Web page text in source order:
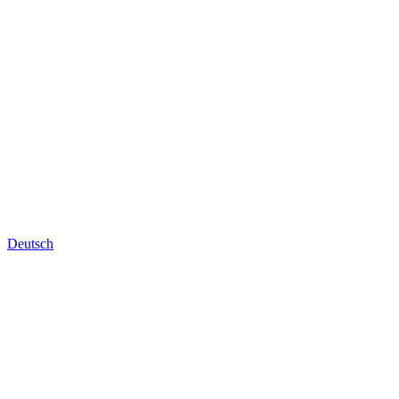
Deutsch